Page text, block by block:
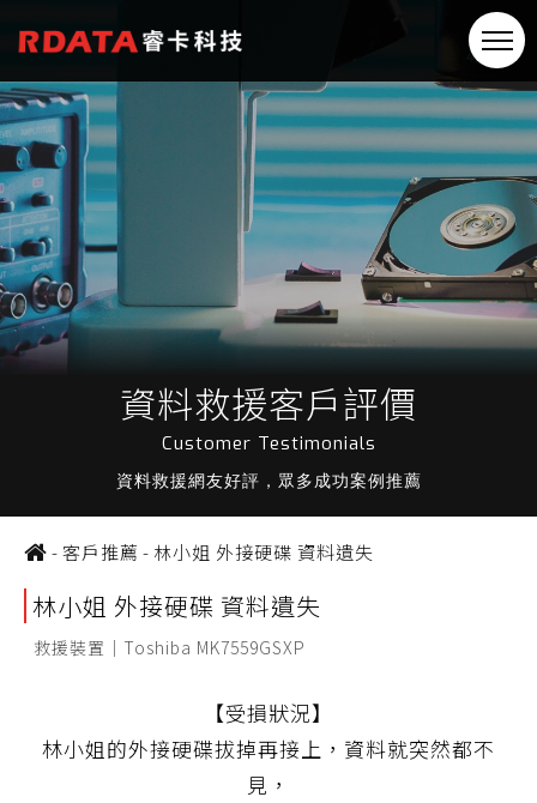
資料救援客戶評價
Customer Testimonials
資料救援網友好評，眾多成功案例推薦
-客戶推薦 - 林小姐 外接硬碟 資料遺失
林小姐 外接硬碟 資料遺失
救援裝置｜Toshiba MK7559GSXP
【受損狀況】
林小姐的外接硬碟拔掉再接上，資料就突然都不
見，